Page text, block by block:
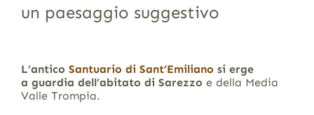
un paesaggio suggestivo
L’antico Santuario di Sant’Emiliano si erge
a guardia dell’abitato di Sarezzo e della Media
Valle Trompia.